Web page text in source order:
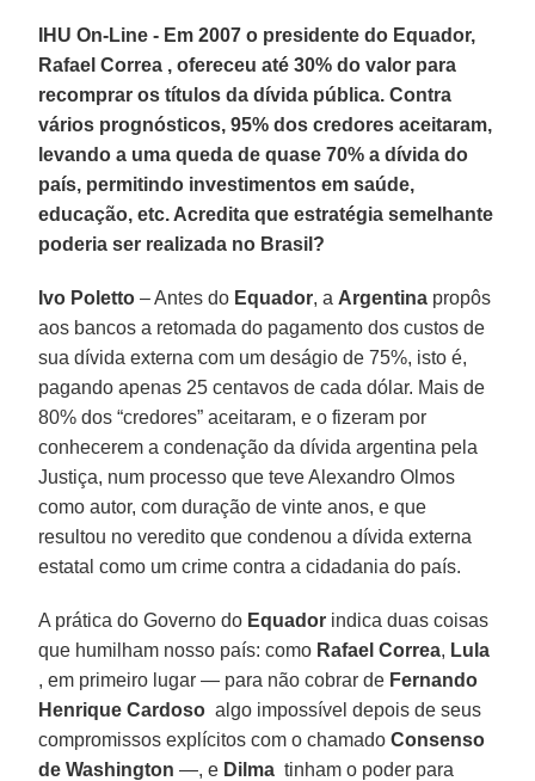
IHU On-Line - Em 2007 o presidente do Equador,
Rafael Correa , ofereceu até 30% do valor para
recomprar os títulos da dívida pública. Contra
vários prognósticos, 95% dos credores aceitaram,
levando a uma queda de quase 70% a dívida do
país, permitindo investimentos em saúde,
educação, etc. Acredita que estratégia semelhante
poderia ser realizada no Brasil?
Ivo Poletto – Antes do Equador, a Argentina propôs
aos bancos a retomada do pagamento dos custos de
sua dívida externa com um deságio de 75%, isto é,
pagando apenas 25 centavos de cada dólar. Mais de
80% dos “credores” aceitaram, e o fizeram por
conhecerem a condenação da dívida argentina pela
Justiça, num processo que teve Alexandro Olmos
como autor, com duração de vinte anos, e que
resultou no veredito que condenou a dívida externa
estatal como um crime contra a cidadania do país.
A prática do Governo do Equador indica duas coisas
que humilham nosso país: como Rafael Correa, Lula
, em primeiro lugar — para não cobrar de Fernando
Henrique Cardoso algo impossível depois de seus
compromissos explícitos com o chamadoConsenso
de Washington —, e Dilma tinham o poder para